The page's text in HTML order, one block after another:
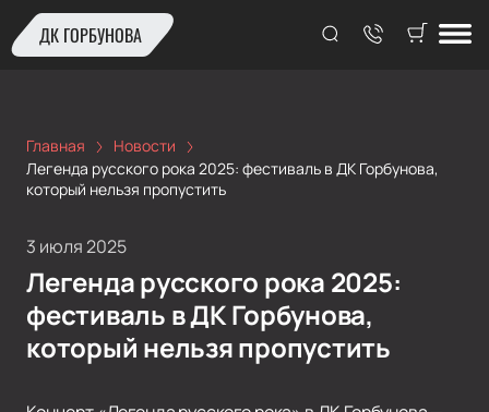
ДК ГОРБУНОВА
Главная
Новости
Легенда русского рока 2025: фестиваль в ДК Горбунова,
который нельзя пропустить
3 июля 2025
Легенда русского рока 2025:
фестиваль в ДК Горбунова,
который нельзя пропустить